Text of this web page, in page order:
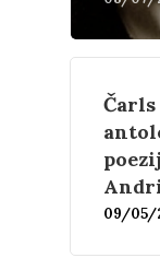
Čarls
09/05/